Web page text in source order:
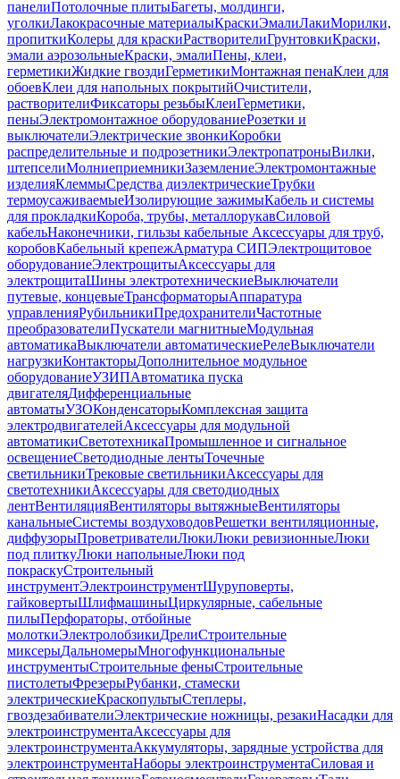
панелиПотолочные плитыБагеты, молдинги,
уголкиЛакокрасочные материалыКраскиЭмалиЛакиМорилки,
пропиткиКолеры для краскиРастворителиГрунтовкиКраски,
эмали аэрозольныеКраски, эмалиПены, клеи,
герметикиЖидкие гвоздиГерметикиМонтажная пенаКлеи для
обоевКлеи для напольных покрытийОчистители,
растворителиФиксаторы резьбыКлеиГерметики,
пеныЭлектромонтажное оборудованиеРозетки и
выключателиЭлектрические звонкиКоробки
распределительные и подрозетникиЭлектропатроныВилки,
штепселиМолниеприемникиЗаземлениеЭлектромонтажные
изделияКлеммыСредства диэлектрическиеТрубки
термоусаживаемыеИзолирующие зажимыКабель и системы
для прокладкиКороба, трубы, металлорукавСиловой
кабельНаконечники, гильзы кабельные Аксессуары для труб,
коробовКабельный крепежАрматура СИПЭлектрощитовое
оборудованиеЭлектрощитыАксессуары для
электрощитаШины электротехническиеВыключатели
путевые, концевыеТрансформаторыАппаратура
управленияРубильникиПредохранителиЧастотные
преобразователиПускатели магнитныеМодульная
автоматикаВыключатели автоматическиеРелеВыключатели
нагрузкиКонтакторыДополнительное модульное
оборудованиеУЗИПАвтоматика пуска
двигателяДифференциальные
автоматыУЗОКонденсаторыКомплексная защита
электродвигателейАксессуары для модульной
автоматикиСветотехникаПромышленное и сигнальное
освещениеСветодиодные лентыТочечные
светильникиТрековые светильникиАксессуары для
светотехникиАксессуары для светодиодных
лентВентиляцияВентиляторы вытяжныеВентиляторы
канальныеСистемы воздуховодовРешетки вентиляционные,
диффузорыПроветривателиЛюкиЛюки ревизионныеЛюки
под плиткуЛюки напольныеЛюки под
покраскуСтроительный
инструментЭлектроинструментШуруповерты,
гайковертыШлифмашиныЦиркулярные, сабельные
пилыПерфораторы, отбойные
молоткиЭлектролобзикиДрелиСтроительные
миксерыДальномерыМногофункциональные
инструментыСтроительные феныСтроительные
пистолетыФрезерыРубанки, стамески
электрическиеКраскопультыСтеплеры,
гвоздезабивателиЭлектрические ножницы, резакиНасадки для
электроинструментаАксессуары для
электроинструментаАккумуляторы, зарядные устройства для
электроинструментаНаборы электроинструментаСиловая и